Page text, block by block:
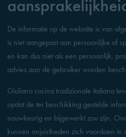
De informatie op de webstite is van
is niet aangepast aan persoonlijke of
en kan dus niet als een persoonlijk,
advies aan de gebruiker worden
Giuliano cucina tradizionale italiana
opdat de ter beschikking gestelde
nauwkeurig en bijgewerkt zou zijn.
kunnen onjuistheden zich voordoen in